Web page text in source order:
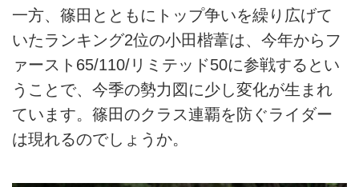
一方、篠田とともにトップ争いを繰り広げて
いたランキング2位の小田楷葦は、今年からフ
ァースト65/110/リミテッド50に参戦するとい
うことで、今季の勢力図に少し変化が生まれ
ています。篠田のクラス連覇を防ぐライダー
は現れるのでしょうか。